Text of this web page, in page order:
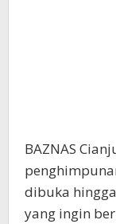
BAZNAS
dibuka
yang ingin